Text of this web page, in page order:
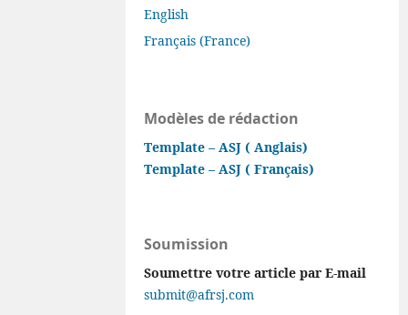
English
Français (France)
Modèles de rédaction
Template – ASJ ( Anglais)
Template – ASJ ( Français)
Soumission
Soumettre votre article par E-mail
submit@afrsj.com